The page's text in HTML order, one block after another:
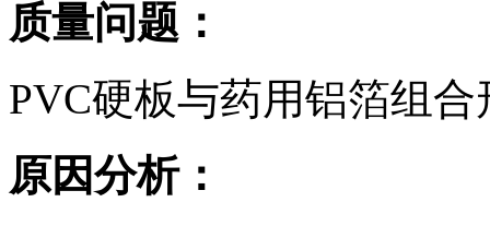
质量问题：
PVC硬板与药用铝箔组
原因分析：